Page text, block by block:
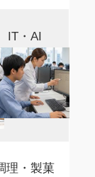
IT・AI
理・製菓